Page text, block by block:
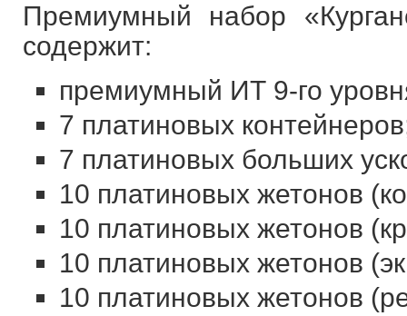
Премиумный набор
содержит:
премиумный ИТ 9-го
7 платиновых
7 платиновых больших
10 платиновых жетонов
10 платиновых жетонов
10 платиновых жетонов
10 платиновых жетонов